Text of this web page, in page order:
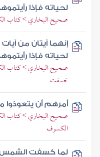
لحياته فإذا
صحيح البخاري > كتاب
إنهما آيتان من
لحياته فإذا
صحيح البخاري > كتاب
خسفت
أمرهم أن يتعوذوا
صحيح البخاري > كتاب
الكسوف
لما كسفت الشمس